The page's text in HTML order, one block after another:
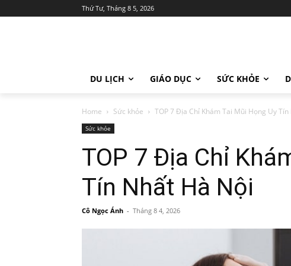
Thứ Tư, Tháng 8 5, 2026
DU LỊCH GIÁO DỤC SỨC KHỎE
Home Sức khỏe TOP 7 Địa Chỉ Khám Tai Mũi Họng Uy
Sức khỏe
TOP 7 Địa Chỉ
Tín Nhất Hà Nội
Cô Ngọc Ánh - Tháng 8 4, 2026